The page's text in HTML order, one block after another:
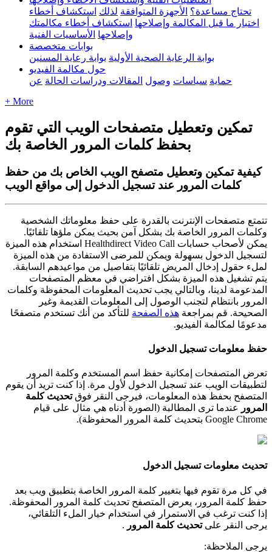
تحتاج مساعدة؟ الأجهزة المتوافقة لذلك استكشاف أخطاء
اختبار ما قبل المكالمة وإصلاحها استكشاف أخطاء مكالمتك
وإصلاحها الأساسيات الفنية
بوابات متخصصة
بوابة الرعاية الصحية الأولية بوابة رعاية المسنين
حول مكالمة الفيديو
حماية سياسات وصول المقالات ودراسات الحالة عن
+ More
تمكين وتعطيل متصفحات الويب التي تقوم
بحفظ كلمات المرور الخاصة بك
كيفية تمكين وتعطيل متصفح الويب الخاص بك من حفظ
كلمات المرور عند تسجيل الدخول إلى مواقع الويب
تتمتع متصفحات لنتر نت بالقدر ة على حفظ معلوماتك لشخصية
وكلمات لمر ور لخاصة بك بشكل من بحيث يمكن ملؤها تلقائيا.
يمكن لصحاب حسابات Healthdirect Video Call ستخد م هذه لميز ة
لتسجيل لدخول بسهولة ويمكن للمر ضى لستفادة من هذه لميز ة
لملء حقول دخال لمر يض تلقائيا بتفاصيل من مو عيدهم لسابقة.
يتم تشغيل هذه لميز ة بشكل فتر ضي في معظم لمتصفحات
لمدعومة لدينا، وبالتالي يجب تحديث لمعلومات لمحفوظة وكلمات
لمر ور بانتظام لتجنب لوصول لى لمعلومات لقديمة وغير
لصحيحة. قم بمر جعة هذه لصفحة للتأكد من نك تستخدم متصفحا
مدعوما لمكالمة لفيديو.
حفظ معلومات تسجيل لدخول
تعر ض لمتصفحات مكانية حفظ سم لمستخدم وكلمة لمر ور
لتطبيقات لويب عند تسجيل لدخول لول مر ة. ذ كنت تر يد ن يقوم
لمتصفح بحفظ هذه لمعلومات، فير جى لنقر فوق تحديث كلمة
لمر ور عندما تر ى لمطالبة ( لصور ة دناه هي مثال على قيام
Google Chrome بتحديث كلمة لمر ور لمحفوظة)
.
تحديث معلومات تسجيل لدخول
في كل مر ة تقوم فيها بتغيير كلمة لمر ور لخاصة بتطبيق ويب بعد
حفظ كلمة لمر ور ، يعر ض لمتصفح تحديث كلمة لمر ور لمحفوظة.
ذ كنت تر غب في لستمر ر في ستخد م خيار لملء لتلقائي،
ير جى لنقر على تحديث كلمة لمر ور .
ير جى لملحظة: